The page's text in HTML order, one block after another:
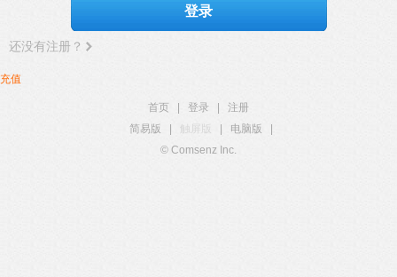
登录
还没有注册？
充值
首页 登录
注册
简易版
触屏版 电脑版
© Comsenz Inc.